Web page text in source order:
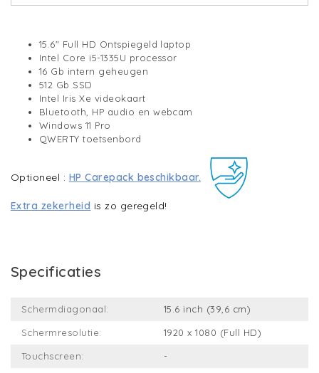
15.6" Full HD Ontspiegeld laptop
Intel Core i5-1335U processor
16 Gb intern geheugen
512 Gb SSD
Intel Iris Xe videokaart
Bluetooth, HP audio en webcam
Windows 11 Pro
QWERTY toetsenbord
Optioneel : HP Carepack beschikbaar.
Extra zekerheid is zo geregeld!
Specificaties
Schermdiagonaal: 15.6 inch (39,6 cm)
Schermresolutie: 1920 x 1080 (Full HD)
Touchscreen: -